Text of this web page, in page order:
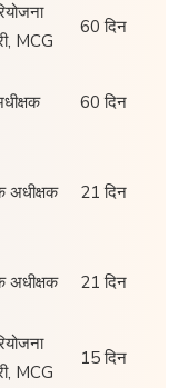
MCG
60 दिन
60 दिन
अधीक्षक 21 दिन
अधीक्षक 21 दिन
MCG
15 दिन